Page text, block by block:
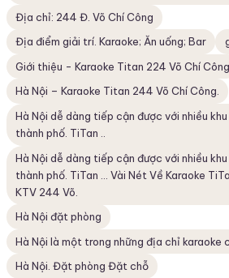
Địa chỉ: 244 Đ. Võ Chí Công
Địa điểm giải trí. Karaoke; Ăn uống; Bar
Giới thiệu - Karaoke Titan 224 Võ Chí Công
Hà Nội – Karaoke Titan 244 Võ Chí Công.
Hà Nội dễ dàng tiếp cận được với nhiều
thành phố. TiTan ..
Hà Nội dễ dàng tiếp cận được với nhiều
thành phố. TiTan ... ‎Vài Nét Về Karaoke
KTV 244 Võ.
Hà Nội đặt phòng
Hà Nội là một trong những địa chỉ karaoke
Hà Nội. Đặt phòng Đặt chỗ